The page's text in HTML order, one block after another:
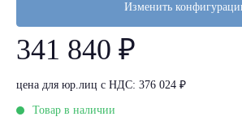
Изменить
341 840 ₽
цена для юр.лиц с НДС: 376 024 ₽
Товар в наличии